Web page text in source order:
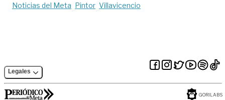
Noticias del Meta Pintor Villavicencio
Legales
GORILABS